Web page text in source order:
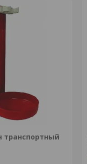
транспортный